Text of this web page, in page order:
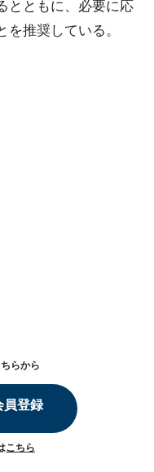
とともに、必要に応
推奨している。
らから
員登録
こちら